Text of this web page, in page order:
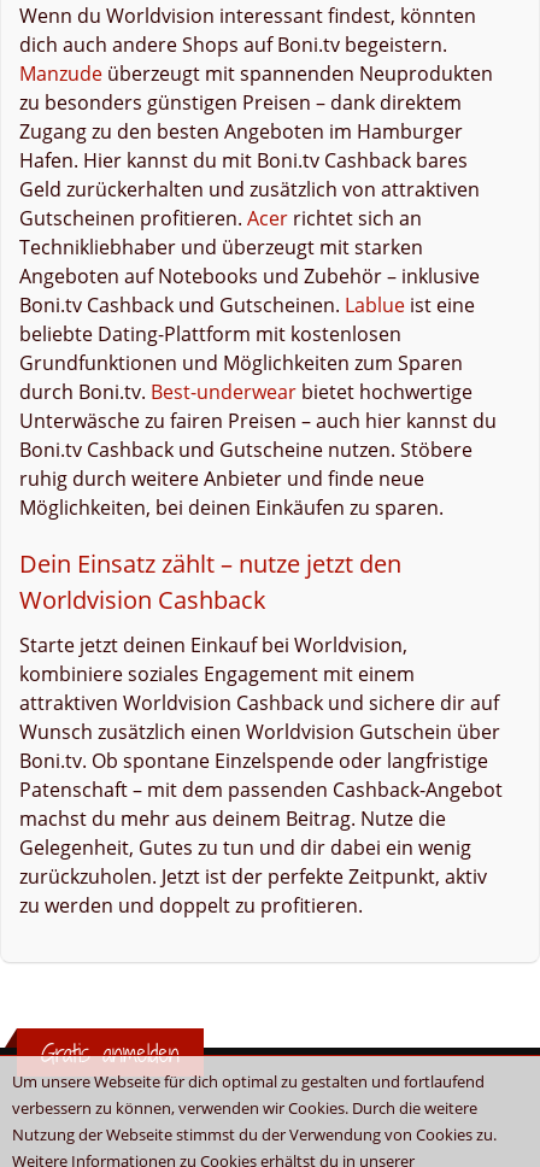
Um unsere Webseite für dich optimal zu gestalten und fortlaufend
verbessern zu können, verwenden wir Cookies. Durch die weitere
Nutzung der Webseite stimmst du der Verwendung von Cookies zu.
Weitere Informationen zu Cookies erhältst du in unserer
Wenn du Worldvision interessant findest, könnten
dich auch andere Shops auf Boni.tv begeistern.
Manzude überzeugt mit spannenden Neuprodukten
zu besonders günstigen Preisen – dank direktem
Zugang zu den besten Angeboten im Hamburger
Hafen. Hier kannst du mit Boni.tv Cashback bares
Geld zurückerhalten und zusätzlich von attraktiven
Gutscheinen profitieren. Acer richtet sich an
Technikliebhaber und überzeugt mit starken
Angeboten auf Notebooks und Zubehör – inklusive
Boni.tv Cashback und Gutscheinen. Lablue ist eine
beliebte Dating-Plattform mit kostenlosen
Grundfunktionen und Möglichkeiten zum Sparen
durch Boni.tv. Best-underwear bietet hochwertige
Unterwäsche zu fairen Preisen – auch hier kannst du
Boni.tv Cashback und Gutscheine nutzen. Stöbere
ruhig durch weitere Anbieter und finde neue
Möglichkeiten, bei deinen Einkäufen zu sparen.
Dein Einsatz zählt – nutze jetzt den
Worldvision Cashback
Starte jetzt deinen Einkauf bei Worldvision,
kombiniere soziales Engagement mit einem
attraktiven Worldvision Cashback und sichere dir auf
Wunsch zusätzlich einen Worldvision Gutschein über
Boni.tv. Ob spontane Einzelspende oder langfristige
Patenschaft – mit dem passenden Cashback-Angebot
machst du mehr aus deinem Beitrag. Nutze die
Gelegenheit, Gutes zu tun und dir dabei ein wenig
zurückzuholen. Jetzt ist der perfekte Zeitpunkt, aktiv
zu werden und doppelt zu profitieren.
Gratis anmelden